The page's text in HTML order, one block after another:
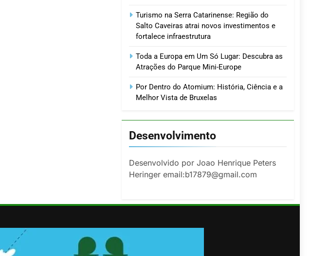
Turismo na Serra Catarinense: Região do
Salto Caveiras atrai novos investimentos e
fortalece infraestrutura
Toda a Europa em Um Só Lugar: Descubra as
Atrações do Parque Mini-Europe
Por Dentro do Atomium: História, Ciência e a
Melhor Vista de Bruxelas
Desenvolvimento
Desenvolvido por Joao Henrique Peters
Heringer email:b17879@gmail.com